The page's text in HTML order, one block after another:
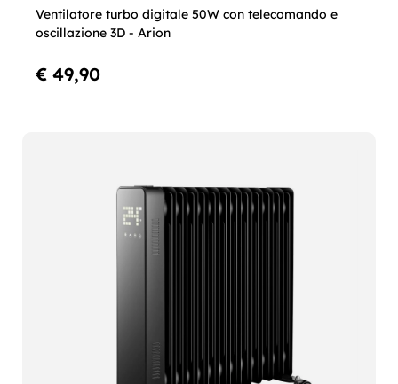
Ventilatore turbo digitale 50W con telecomando e
oscillazione 3D - Arion
€ 49,90